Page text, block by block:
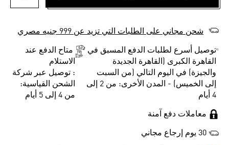
شحن مجاني على الطلبات التي تزيد عن 999 جنيه مصري
توصيل أسرع لطلبات الدفع المسبق في
القاهرة الكبرى (القاهرة الجديدة
والجيزة) في اليوم التالي (من السبت
إلى الخميس) - المدن الأخرى: من 2 إلى
4 أيام
متاح الدفع عند
الاستلام
: توصيل عبر شركة
الشحن القياسية:
من 4 إلى 5 أيام
معاملات دفع آمنة